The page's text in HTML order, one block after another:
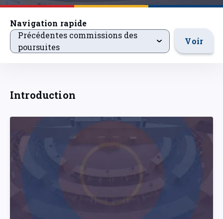
Navigation rapide
precedentsevenements
Précédentes commissions des
poursuites
Voir
Introduction